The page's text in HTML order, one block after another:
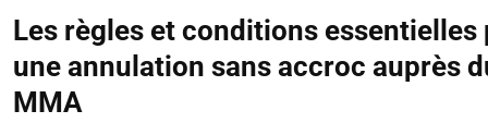
Les règles et conditions essentielles
une annulation sans accroc auprès
MMA